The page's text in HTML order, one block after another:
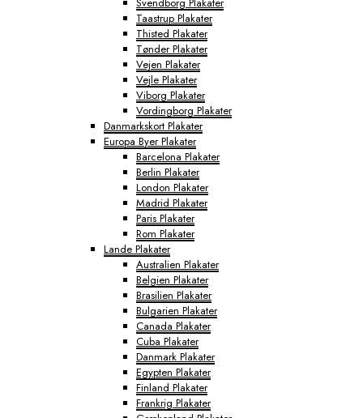
Taastrup Plakater
Thisted Plakater
Tønder Plakater
Vejen Plakater
Vejle Plakater
Viborg Plakater
Vordingborg Plakater
Danmarkskort Plakater
Europa Byer Plakater
Barcelona Plakater
Berlin Plakater
London Plakater
Madrid Plakater
Paris Plakater
Rom Plakater
Lande Plakater
Australien Plakater
Belgien Plakater
Brasilien Plakater
Bulgarien Plakater
Canada Plakater
Cuba Plakater
Danmark Plakater
Egypten Plakater
Finland Plakater
Frankrig Plakater